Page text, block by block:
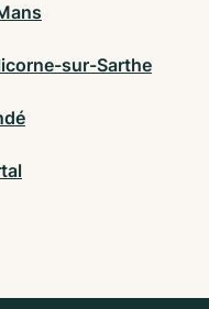
sur-Sarthe